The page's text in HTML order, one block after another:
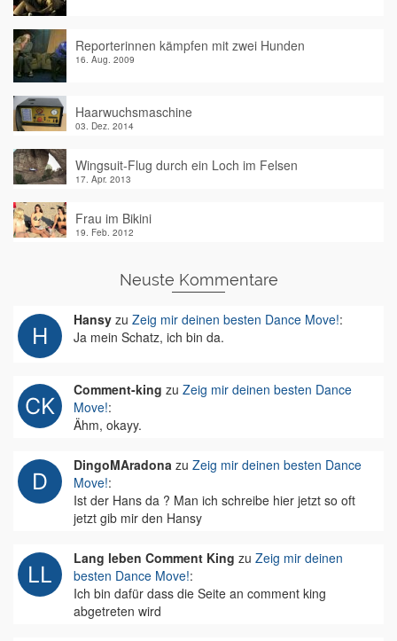
Reporterinnen kämpfen mit zwei Hunden
16. Aug. 2009
Haarwuchsmaschine
03. Dez. 2014
Wingsuit-Flug durch ein Loch im Felsen
17. Apr. 2013
Frau im Bikini
19. Feb. 2012
Neuste Kommentare
Hansy zu Zeig mir deinen besten Dance Move!:
Ja mein Schatz, ich bin da.
Comment-king zu Zeig mir deinen besten Dance
Move!:
Ähm, okayy.
DingoMAradona zu Zeig mir deinen besten Dance
Move!:
Ist der Hans da ? Man ich schreibe hier jetzt so oft
jetzt gib mir den Hansy
Lang leben Comment King zu Zeig mir deinen
besten Dance Move!:
Ich bin dafür dass die Seite an comment king
abgetreten wird